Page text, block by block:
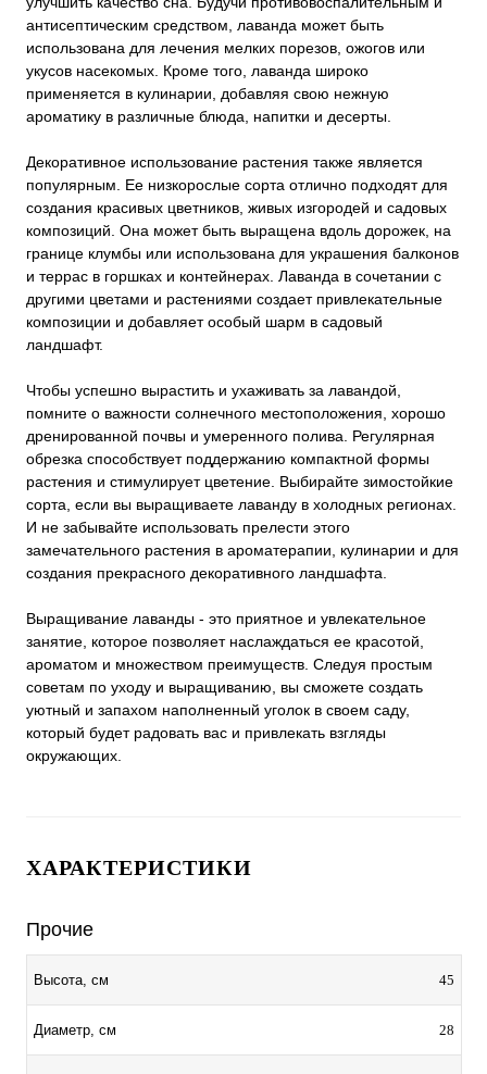
антисептическим средством, лаванда может быть
использована для лечения мелких порезов, ожогов или
укусов насекомых. Кроме того, лаванда широко
применяется в кулинарии, добавляя свою нежную
ароматику в различные блюда, напитки и десерты.
Декоративное использование растения также является
популярным. Ее низкорослые сорта отлично подходят для
создания красивых цветников, живых изгородей и садовых
композиций. Она может быть выращена вдоль дорожек, на
границе клумбы или использована для украшения балконов
и террас в горшках и контейнерах. Лаванда в сочетании с
другими цветами и растениями создает привлекательные
композиции и добавляет особый шарм в садовый
ландшафт.
Чтобы успешно вырастить и ухаживать за лавандой,
помните о важности солнечного местоположения, хорошо
дренированной почвы и умеренного полива. Регулярная
обрезка способствует поддержанию компактной формы
растения и стимулирует цветение. Выбирайте зимостойкие
сорта, если вы выращиваете лаванду в холодных регионах.
И не забывайте использовать прелести этого
замечательного растения в ароматерапии, кулинарии и для
создания прекрасного декоративного ландшафта.
Выращивание лаванды - это приятное и увлекательное
занятие, которое позволяет наслаждаться ее красотой,
ароматом и множеством преимуществ. Следуя простым
советам по уходу и выращиванию, вы сможете создать
уютный и запахом наполненный уголок в своем саду,
который будет радовать вас и привлекать взгляды
окружающих.
ХАРАКТЕРИСТИКИ
Прочие
Высота, см 45
Диаметр, см 28